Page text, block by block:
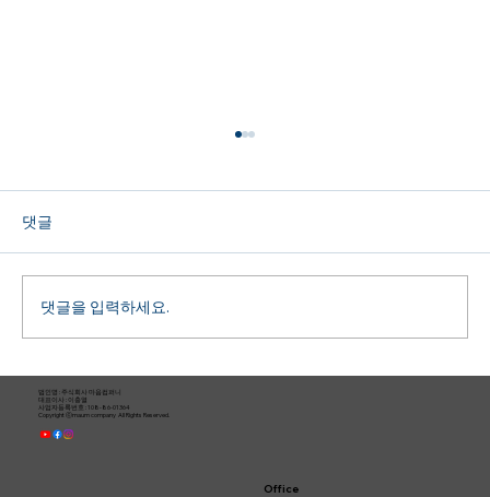
전북 부안 379 지붕 태양광 발전소
댓글
댓글을 입력하세요.
법인명 : ​주식회사 마음컴퍼니
대표이사 : 이충열
사업자등록번호 : 108-86-01364​
Copyright ⓒmaum company All Rights Reserved.
Office